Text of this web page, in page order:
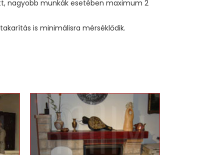
nagyobb munkák esetében maximum 2
is minimálisra mérséklődik.